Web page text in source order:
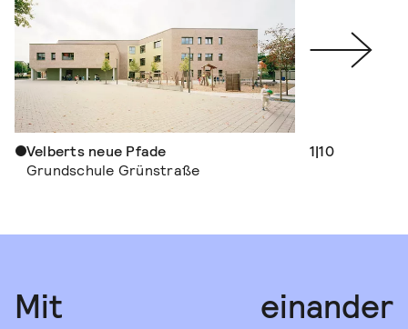
Velberts neue Pfade
Grundschule Grünstraße
Altes
1|10
Mit einander